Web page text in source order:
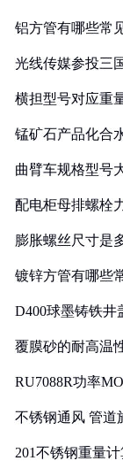
铝方管有哪些常
光线传媒参投三
横担型号对应重
锰矿石产品化合
曲臂车规格型号
配电柜母排螺栓
膨胀螺丝尺寸是
镀锌方管有哪些
D400球墨铸铁井
覆膜砂的耐高温
RU7088R功率
不锈钢通风 管道
201不锈钢重量